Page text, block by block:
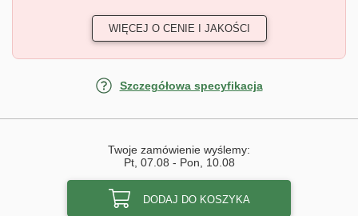
WIĘCEJ O CENIE I JAKOŚCI
Szczegółowa specyfikacja
Twoje zamówienie wyślemy:
Pt, 07.08 - Pon, 10.08
DODAJ DO KOSZYKA